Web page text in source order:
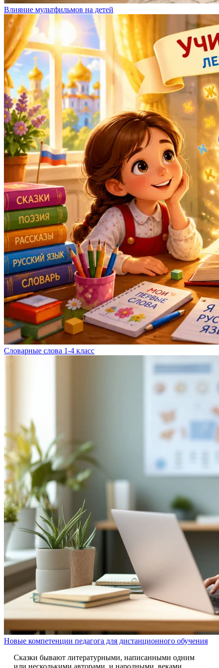
Влияние мультфильмов на детей
Словарные слова 1-4 класс
Новые компетенции педагога для дистанционного обучения
Сказки бывают литературными, написанными одним